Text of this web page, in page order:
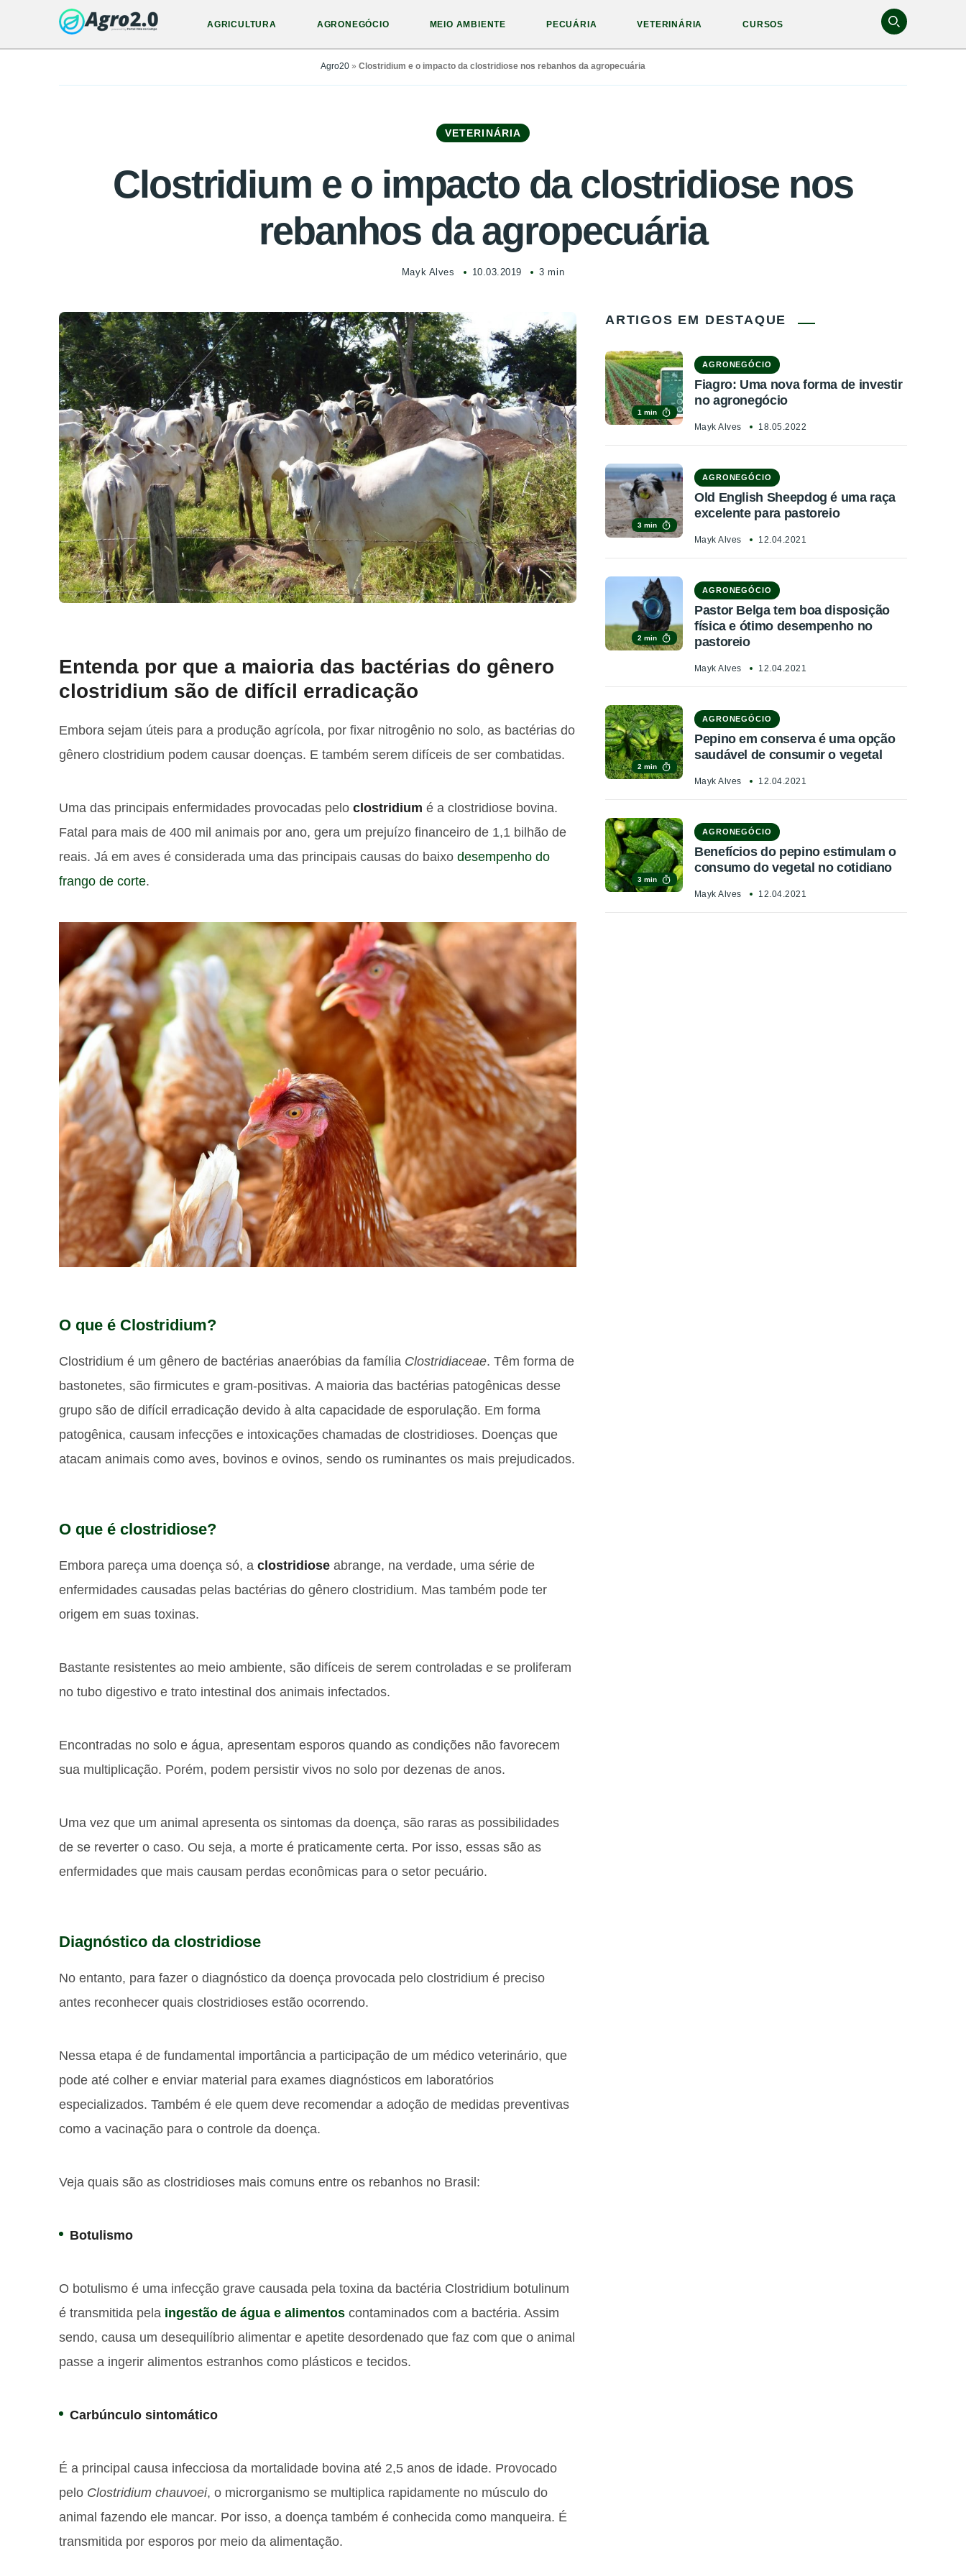
AGRICULTURA AGRONEGÓCIO MEIO AMBIENTE PECUÁRIA VETERINÁRIA CURSOS
Agro20 » Clostridium e o impacto da clostridiose nos rebanhos da agropecuária
VETERINÁRIA
Clostridium e o impacto da clostridiose nos
rebanhos da agropecuária
Mayk Alves 10.03.2019 3 min
Entenda por que a maioria das bactérias do gênero
clostridium são de difícil erradicação
Embora sejam úteis para a produção agrícola, por fixar nitrogênio no solo, as bactérias do
gênero clostridium podem causar doenças. E também serem difíceis de ser combatidas.
Uma das principais enfermidades provocadas pelo clostridium é a clostridiose bovina.
Fatal para mais de 400 mil animais por ano, gera um prejuízo financeiro de 1,1 bilhão de
reais. Já em aves é considerada uma das principais causas do baixo desempenho do
frango de corte.
O que é Clostridium?
Clostridium é um gênero de bactérias anaeróbias da família Clostridiaceae. Têm forma de
bastonetes, são firmicutes e gram-positivas. A maioria das bactérias patogênicas desse
grupo são de difícil erradicação devido à alta capacidade de esporulação. Em forma
patogênica, causam infecções e intoxicações chamadas de clostridioses. Doenças que
atacam animais como aves, bovinos e ovinos, sendo os ruminantes os mais prejudicados.
O que é clostridiose?
Embora pareça uma doença só, a clostridiose abrange, na verdade, uma série de
enfermidades causadas pelas bactérias do gênero clostridium. Mas também pode ter
origem em suas toxinas.
Bastante resistentes ao meio ambiente, são difíceis de serem controladas e se proliferam
no tubo digestivo e trato intestinal dos animais infectados.
Encontradas no solo e água, apresentam esporos quando as condições não favorecem
sua multiplicação. Porém, podem persistir vivos no solo por dezenas de anos.
Uma vez que um animal apresenta os sintomas da doença, são raras as possibilidades
de se reverter o caso. Ou seja, a morte é praticamente certa. Por isso, essas são as
enfermidades que mais causam perdas econômicas para o setor pecuário.
Diagnóstico da clostridiose
No entanto, para fazer o diagnóstico da doença provocada pelo clostridium é preciso
antes reconhecer quais clostridioses estão ocorrendo.
Nessa etapa é de fundamental importância a participação de um médico veterinário, que
pode até colher e enviar material para exames diagnósticos em laboratórios
especializados. Também é ele quem deve recomendar a adoção de medidas preventivas
como a vacinação para o controle da doença.
Veja quais são as clostridioses mais comuns entre os rebanhos no Brasil:
Botulismo
O botulismo é uma infecção grave causada pela toxina da bactéria Clostridium botulinum
é transmitida pela ingestão de água e alimentos contaminados com a bactéria. Assim
sendo, causa um desequilíbrio alimentar e apetite desordenado que faz com que o animal
passe a ingerir alimentos estranhos como plásticos e tecidos.
Carbúnculo sintomático
É a principal causa infecciosa da mortalidade bovina até 2,5 anos de idade. Provocado
pelo Clostridium chauvoei, o microrganismo se multiplica rapidamente no músculo do
animal fazendo ele mancar. Por isso, a doença também é conhecida como manqueira. É
transmitida por esporos por meio da alimentação.
ARTIGOS EM DESTAQUE
1 min
AGRONEGÓCIO
Fiagro: Uma nova forma de investir
no agronegócio
Mayk Alves 18.05.2022
3 min
AGRONEGÓCIO
Old English Sheepdog é uma raça
excelente para pastoreio
Mayk Alves 12.04.2021
2 min
AGRONEGÓCIO
Pastor Belga tem boa disposição
física e ótimo desempenho no
pastoreio
Mayk Alves 12.04.2021
2 min
AGRONEGÓCIO
Pepino em conserva é uma opção
saudável de consumir o vegetal
Mayk Alves 12.04.2021
3 min
AGRONEGÓCIO
Benefícios do pepino estimulam o
consumo do vegetal no cotidiano
Mayk Alves 12.04.2021